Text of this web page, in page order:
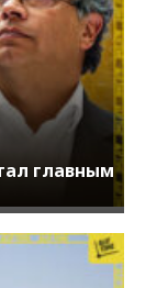
главным